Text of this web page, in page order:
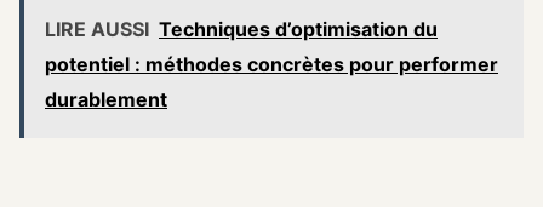
LIRE AUSSI Techniques d’optimisation du
potentiel : méthodes concrètes pour performer
durablement